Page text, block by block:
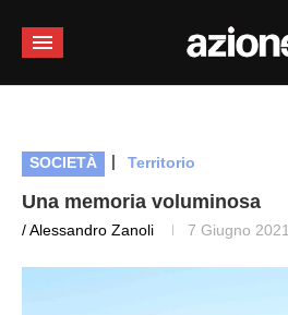
SOCIETÀ | Territorio
Una memoria voluminosa
/ Alessandro Zanoli 7 Giugno 2021